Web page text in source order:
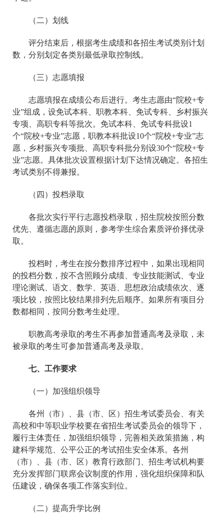
（二）划线
评分结束后，根据考生成绩和各招生考试类别计划
数，分别划定各类别最低录取控制线。
（三）志愿填报
志愿填报在成绩公布后进行。考生志愿由“院校+专
业”组成，设免试本科、职教本科、免试专科、乡村振兴
专项、高职专科等批次。免试本科、免试专科批设1
个“院校+专业”志愿，职教本科批设10个“院校+专业”志
愿，乡村振兴专项批、高职专科批分别设30个“院校+专
业”志愿。具体批次设置根据计划下达情况确定。各招生
考试类别不得兼报。
（四）投档录取
各批次实行平行志愿投档录取，招生院校按照分数
优先、遵循志愿的原则，参考学生综合素质评价择优录
取。
投档时，考生在按分数排序过程中，如果出现相同
的投档分数，按不含照顾分成绩、专业技能测试、专业
理论测试、语文、数学、英语、思想政治成绩依次、逐
项比较，按照比较结果排列先后顺序。如果所有项目分
数都相同，按同分数考生处理。
职教高考录取的考生不再参加普通高考及录取，未
被录取的考生可参加普通高考及录取。
七、工作要求
（一）加强组织领导
各州（市）、县（市、区）招生考试委员会、有关
高校和中等职业学校要在省招生考试委员会的领导下，
履行主体责任，加强组织领导，完善相关政策措施，构
建科学规范、公平公正的考试招生安全体系。各州
（市）、县（市、区）教育行政部门、招生考试机构要
充分发挥部门联席会议制度的作用，强化组织保障和队
伍建设，确保各项工作落实到位。
（二）提高升学比例